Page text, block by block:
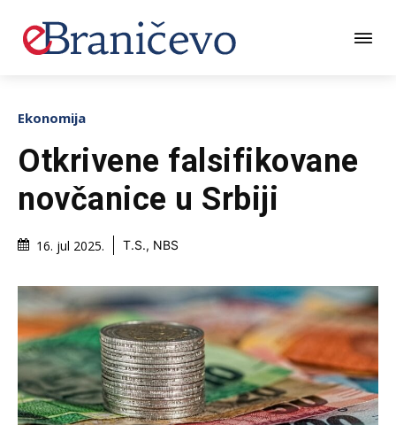
Ekonomija
Otkrivene falsifikovane
novčanice u Srbiji
16. jul 2025. T.S., NBS